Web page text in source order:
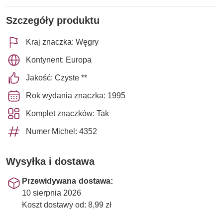
Szczegóły produktu
Kraj znaczka: Węgry
Kontynent: Europa
Jakość: Czyste **
Rok wydania znaczka: 1995
Komplet znaczków: Tak
Numer Michel: 4352
Wysyłka i dostawa
Przewidywana dostawa:
10 sierpnia 2026
Koszt dostawy od: 8,99 zł